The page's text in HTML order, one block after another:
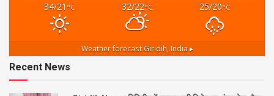
34/21 °C 32/22°C 25/20°C
Weather forecast Giridih, India ▸
Recent News